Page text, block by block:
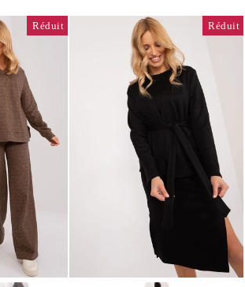
Réduit Réduit